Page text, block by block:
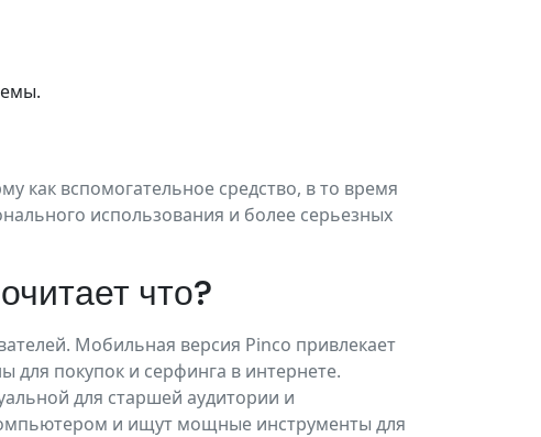
как вспомогательное средство, в то время
использования и более серьезных
что?
Мобильная версия Pinco привлекает
покупок и серфинга в интернете.
для старшей аудитории и
и ищут мощные инструменты для